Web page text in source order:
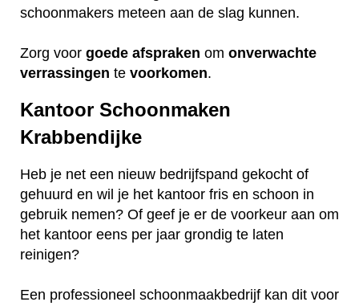
schoonmakers meteen aan de slag kunnen.
Zorg voor goede afspraken om onverwachte
verrassingen te voorkomen.
Kantoor Schoonmaken
Krabbendijke
Heb je net een nieuw bedrijfspand gekocht of
gehuurd en wil je het kantoor fris en schoon in
gebruik nemen? Of geef je er de voorkeur aan om
het kantoor eens per jaar grondig te laten
reinigen?
Een professioneel schoonmaakbedrijf kan dit voor